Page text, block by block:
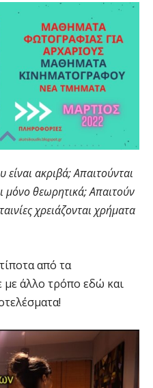
ακριβά; Απαιτούνται
μόνο θεωρητικά; Απαιτούν
χρειάζονται χρήματα
από τα
άλλο τρόπο εδώ και